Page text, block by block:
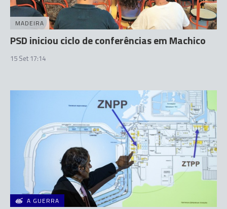
MADEIRA
PSD iniciou ciclo de conferências em Machico
15 Set 17:14
A GUERRA